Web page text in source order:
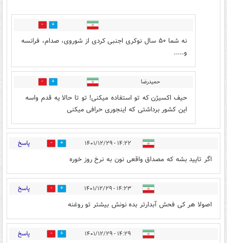
9
نه شما ۵۰ سال نوکری اجنبی کردی از شوروی، صدام، فرانسه
و.....
حمیدرضا 3
حیف اکسیژن که تو استفاده میکنی! تو تا حالا یه قدم واسه
این کشور برداشتی که اینجوری حرافی میکنی
۱۴:۲۲ - ۱۴۰۱/۱۲/۲۹ 14 پاسخ
اگر تایید بشه که مصداق واقعی نون به نرخ روز خوره
۱۴:۲۳ - ۱۴۰۱/۱۲/۲۹ 9 پاسخ
اصولا هر کی فحش آبدارتر بده نونش بیشتر تو روغنه
۱۴:۲۹ - ۱۴۰۱/۱۲/۲۹ 19 پاسخ